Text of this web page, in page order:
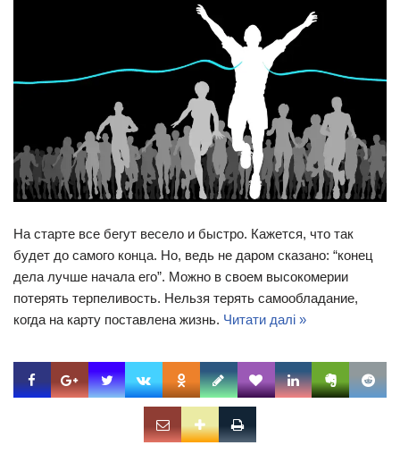
На старте все бегут весело и быстро. Кажется, что так
будет до самого конца. Но, ведь не даром сказано: “конец
дела лучше начала его”. Можно в своем высокомерии
потерять терпеливость. Нельзя терять самообладание,
когда на карту поставлена жизнь. Читати далі »